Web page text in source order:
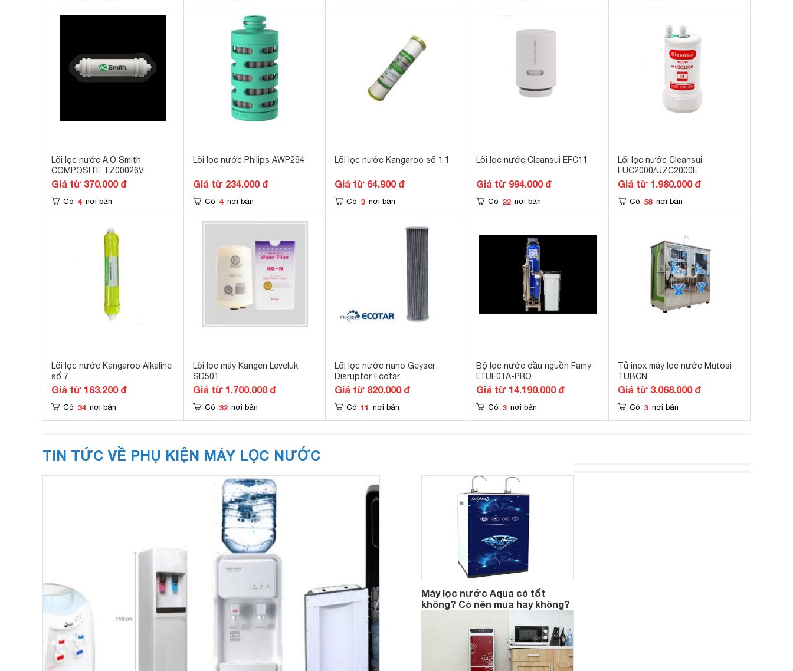
Lõi lọc nước A.O Smith
COMPOSITE TZ00026V
Giá từ 370.000 đ
Có 4 nơi bán
Lõi lọc nước Philips AWP294
Giá từ 234.000 đ
Có 4 nơi bán
Lõi lọc nước Kangaroo số 1.1
Giá từ 64.900 đ
Có 3 nơi bán
Lõi lọc nước Cleansui EFC11
Giá từ 994.000 đ
Có 22 nơi bán
Lõi lọc nước Cleansui
EUC2000/UZC2000E
Giá từ 1.980.000 đ
Có 58 nơi bán
Lõi lọc nước Kangaroo Alkaline
số 7
Giá từ 163.200 đ
Có 34 nơi bán
Lõi lọc máy Kangen Leveluk
SD501
Giá từ 1.700.000 đ
Có 32 nơi bán
Lõi lọc nước nano Geyser
Disruptor Ecotar
Giá từ 820.000 đ
Có 11 nơi bán
Bộ lọc nước đầu nguồn Famy
LTUF01A-PRO
Giá từ 14.190.000 đ
Có 3 nơi bán
Tủ inox máy lọc nước Mutosi
TUBCN
Giá từ 3.068.000 đ
Có 3 nơi bán
TIN TỨC VỀ PHỤ KIỆN MÁY LỌC NƯỚC
Máy lọc nước Aqua có tốt
không? Có nên mua hay không?